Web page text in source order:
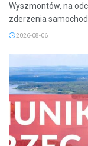
Wyszmontów, na
zderzenia
2026-08-06